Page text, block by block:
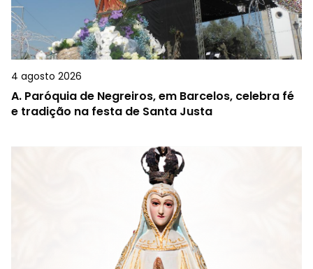
4 agosto 2026
A. Paróquia de Negreiros, em Barcelos, celebra fé
e tradição na festa de Santa Justa